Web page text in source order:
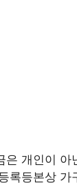
은 개인이 아
록등본상 가